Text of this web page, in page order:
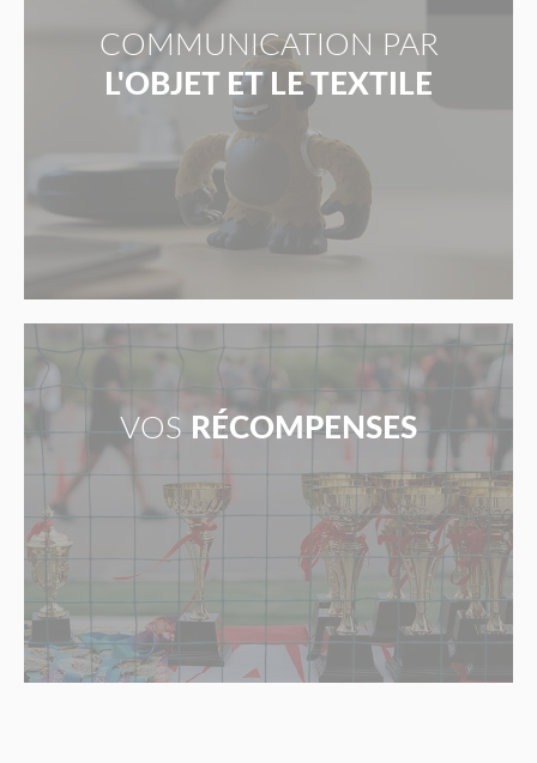
COMMUNICATION PAR
L'OBJET ET LE TEXTILE
VOS RÉCOMPENSES